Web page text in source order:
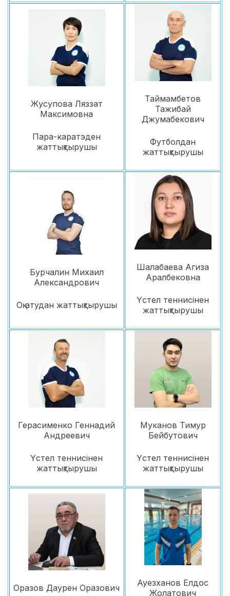
Жусупова Ляззат
Максимовна
Пара-каратэден
жаттықтырушы
Таймамбетов
Тажибай
Джумабекович
Футболдан
жаттықтырушы
Бурчалин Михаил
Александрович
Оқ атудан жаттықтырушы
Шалабаева Агиза
Аралбековна
Үстел теннисінен
жаттықтырушы
Герасименко Геннадий
Андреевич
Үстел теннисінен
жаттықтырушы
Муканов Тимур
Бейбутович
Үстел теннисінен
жаттықтырушы
Оразов Даурен Оразович
Ауезханов Елдос
Жолатович